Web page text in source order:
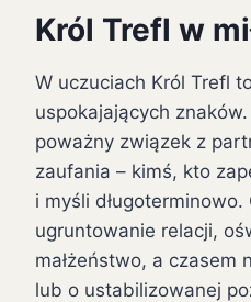
Król Trefl w
W uczuciach Król Trefl
uspokajających
poważny związek z
zaufania – kimś, kto
i myśli
ugruntowanie relacji,
małżeństwo, a czasem
lub o ustabilizowanej